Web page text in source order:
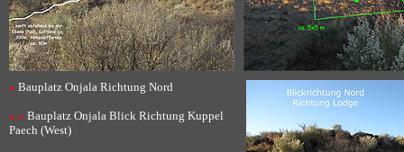
» Bauplatz Onjala Richtung Nord
» » Bauplatz Onjala Blick Richtung Kuppel
Paech (West)